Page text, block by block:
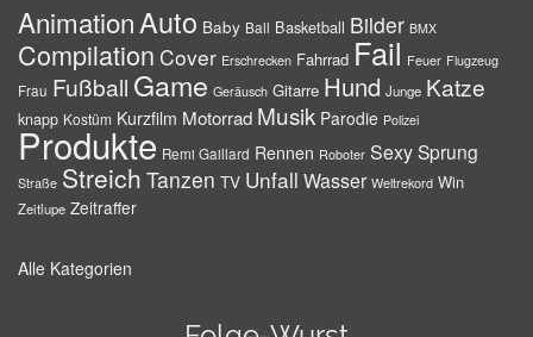
AnimationAuto Baby Ball Basketball Bilder BMX
Compilation Cover Erschrecken Fahrrad Fail Feuer Flugzeug
Frau Fußball Game Geräusch Gitarre Hund Junge Katze
knapp Kostüm Kurzfilm Motorrad Musik Parodie Polizei
Produkte Remi Gaillard Rennen Roboter SexySprung
Straße Streich Tanzen TV Unfall Wasser Weltrekord Win
Zeitlupe Zeitraffer
Alle Kategorien